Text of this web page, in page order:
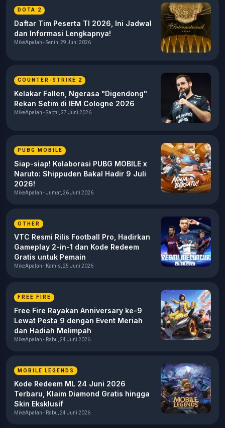
DOTA 2
Daftar Tim Peserta TI 2026, Ini Jadwal
dan Informasi Lengkapnya!
MikeApalah - Senin, 29 Juni 2026
COUNTER-STRIKE 2
Kelakar Fallen, Ngerasa "Digendong"
Rekan Setim di IEM Cologne 2026
MikeApalah - Sabtu, 27 Juni 2026
PUBG MOBILE
Siap-siap! Kolaborasi PUBG MOBILE x
Naruto: Shippuden Bakal Hadir 9 Juli
2026!
MikeApalah - Jumat, 26 Juni 2026
OTHER
VTC Resmi Rilis Football Pro, Hadirkan
Gameplay 2-in-1 dan Kode Redeem
Gratis untuk Pemain
MikeApalah - Kamis, 25 Juni 2026
FREE FIRE
Free Fire Rayakan Anniversary ke-9
Lewat Pesta 9 dengan Event Meriah
dan Hadiah Melimpah
MikeApalah - Rabu, 24 Juni 2026
MOBILE LEGENDS
Kode Redeem ML 24 Juni 2026
Terbaru, Klaim Diamond Gratis hingga
Skin Eksklusif
MikeApalah - Rabu, 24 Juni 2026